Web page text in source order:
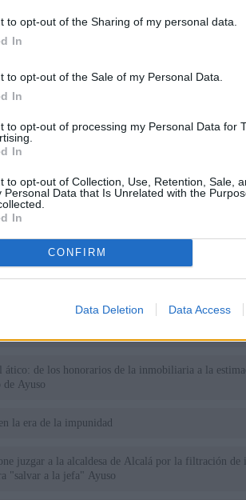
to opt-out of the Sharing of my personal data.
In
to opt-out of the Sale of my Personal Data.
In
to opt-out of processing my Personal Data for
In
to opt-out of Collection, Use, Retention, Sale,
Personal Data that Is Unrelated with the
In
CONFIRM
Data Deletion Data Access
al que Ayuso señaló por la compra del ático: "Lo que
tiene residencia oficial para la presidenta"
de Ayuso no puede destinar directamente la venta del
ático: de los honorarios de la inmobiliaria a la
de Ayuso
la era de la impunidad
juzgar a la alcaldesa de Alcalá por la filtración de
"salvar a la jefa" Ayuso